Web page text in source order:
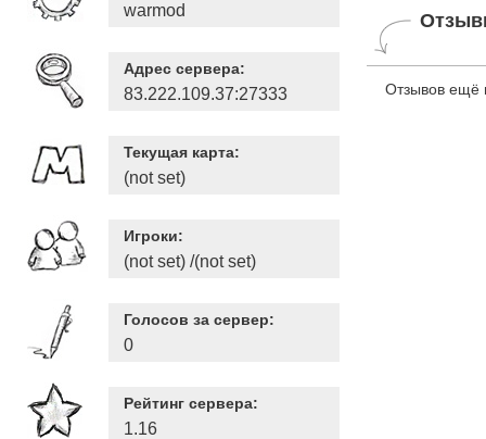
warmod
Адрес сервера:
83.222.109.37:27333
Текущая карта:
(not set)
Игроки:
(not set) /(not set)
Голосов за сервер:
0
Рейтинг сервера:
1.16
Отзывов ещё